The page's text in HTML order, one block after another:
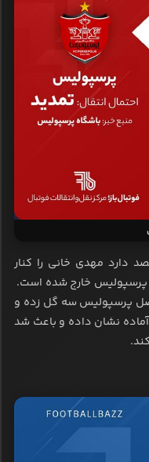
دارد مهدی خانی را کنار
پرسپولیس خارج شده است.
پیش فصل پرسپولیس سه گل زده و
نشان داده و باعث شد